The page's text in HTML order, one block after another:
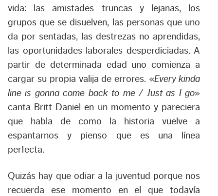
vida: las amistades truncas y lejanas, los
grupos que se disuelven, las personas que uno
da por sentadas, las destrezas no aprendidas,
las oportunidades laborales desperdiciadas. A
partir de determinada edad uno comienza a
cargar su propia valija de errores. «Every kinda
line is gonna come back to me / Just as I go»
canta Britt Daniel en un momento y pareciera
que habla de como la historia vuelve a
espantarnos y pienso que es una línea
perfecta.
Quizás hay que odiar a la juventud porque nos
recuerda ese momento en el que todavía